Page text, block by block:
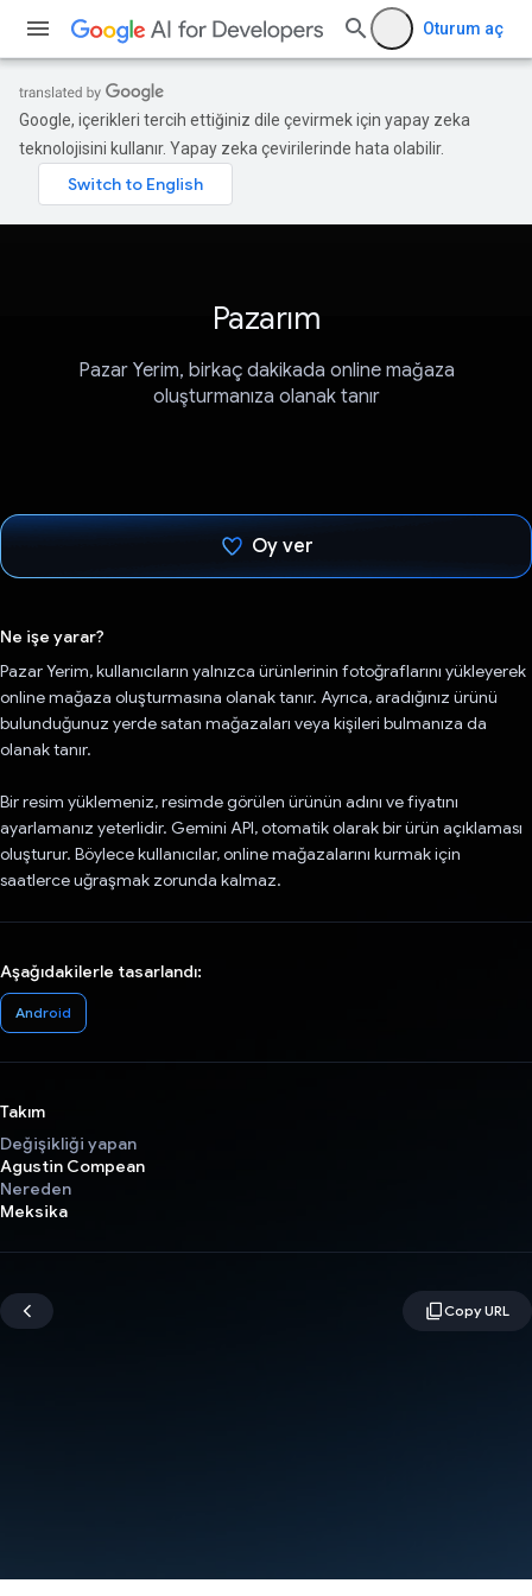
Oturum aç
Google, içerikleri tercih ettiğiniz dile çevirmek için yapay zeka
teknolojisini kullanır. Yapay zeka çevirilerinde hata olabilir.
Pazarım
Pazar Yerim, birkaç dakikada online mağaza
oluşturmanıza olanak tanır
Oy ver
Ne işe yarar?
Pazar Yerim, kullanıcıların yalnızca ürünlerinin fotoğraflarını yükleyerek
online mağaza oluşturmasına olanak tanır. Ayrıca, aradığınız ürünü
bulunduğunuz yerde satan mağazaları veya kişileri bulmanıza da
olanak tanır.
Bir resim yüklemeniz, resimde görülen ürünün adını ve fiyatını
ayarlamanız yeterlidir. Gemini API, otomatik olarak bir ürün açıklaması
oluşturur. Böylece kullanıcılar, online mağazalarını kurmak için
saatlerce uğraşmak zorunda kalmaz.
Aşağıdakilerle tasarlandı:
Android
Takım
Değişikliği yapan
Agustin Compean
Nereden
Meksika